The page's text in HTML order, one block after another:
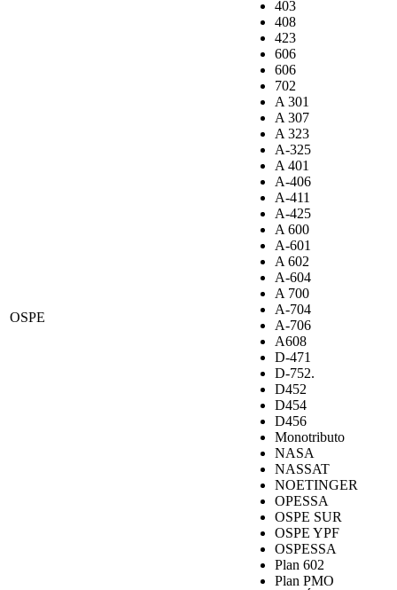
OSPE
403
408
423
606
606
702
A 301
A 307
A 323
A-325
A 401
A-406
A-411
A-425
A 600
A-601
A 602
A-604
A 700
A-704
A-706
A608
D-471
D-752.
D452
D454
D456
Monotributo
NASA
NASSAT
NOETINGER
OPESSA
OSPE SUR
OSPE YPF
OSPESSA
Plan 602
Plan PMO